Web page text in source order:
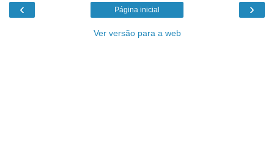
‹ ›
Página inicial
Ver versão para a web